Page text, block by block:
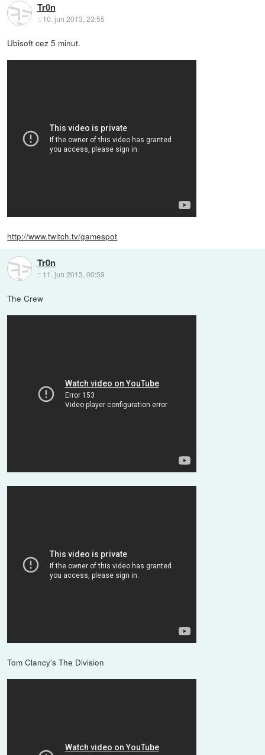
Tr0n
:: 10. jun 2013, 23:55
Ubisoft cez 5 minut.
http://www.twitch.tv/gamespot
Tr0n
:: 11. jun 2013, 00:59
The Crew
Tom Clancy's The Division